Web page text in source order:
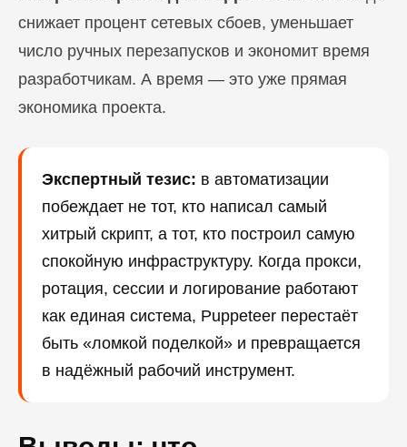
снижает процент сетевых сбоев, уменьшает
число ручных перезапусков и экономит время
разработчикам. А время — это уже прямая
экономика проекта.
Экспертный тезис: в автоматизации
побеждает не тот, кто написал самый
хитрый скрипт, а тот, кто построил самую
спокойную инфраструктуру. Когда прокси,
ротация, сессии и логирование работают
как единая система, Puppeteer перестаёт
быть «ломкой поделкой» и превращается
в надёжный рабочий инструмент.